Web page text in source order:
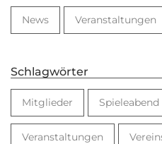
News Veranstaltungen
Schlagwörter
Mitglieder Spieleabend
Veranstaltungen